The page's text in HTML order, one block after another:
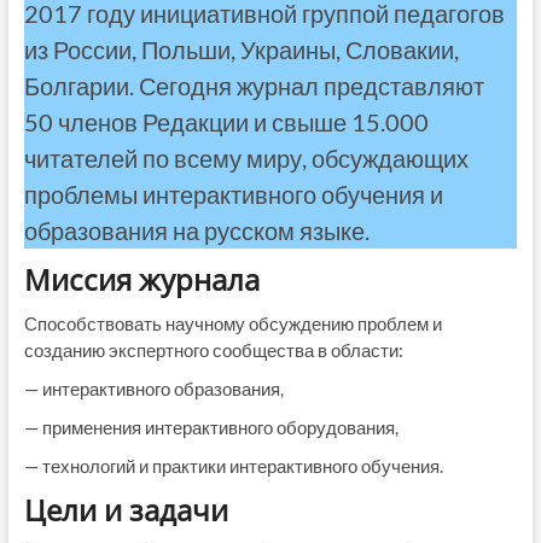
2017 году инициативной группой педагогов
из России, Польши, Украины, Словакии,
Болгарии. Сегодня журнал представляют
50 членов Редакции и свыше 15.000
читателей по всему миру, обсуждающих
проблемы интерактивного обучения и
образования на русском языке.
Миссия журнала
Способствовать научному обсуждению проблем и
созданию экспертного сообщества в области:
— интерактивного образования,
— применения интерактивного оборудования,
— технологий и практики интерактивного обучения.
Цели и задачи